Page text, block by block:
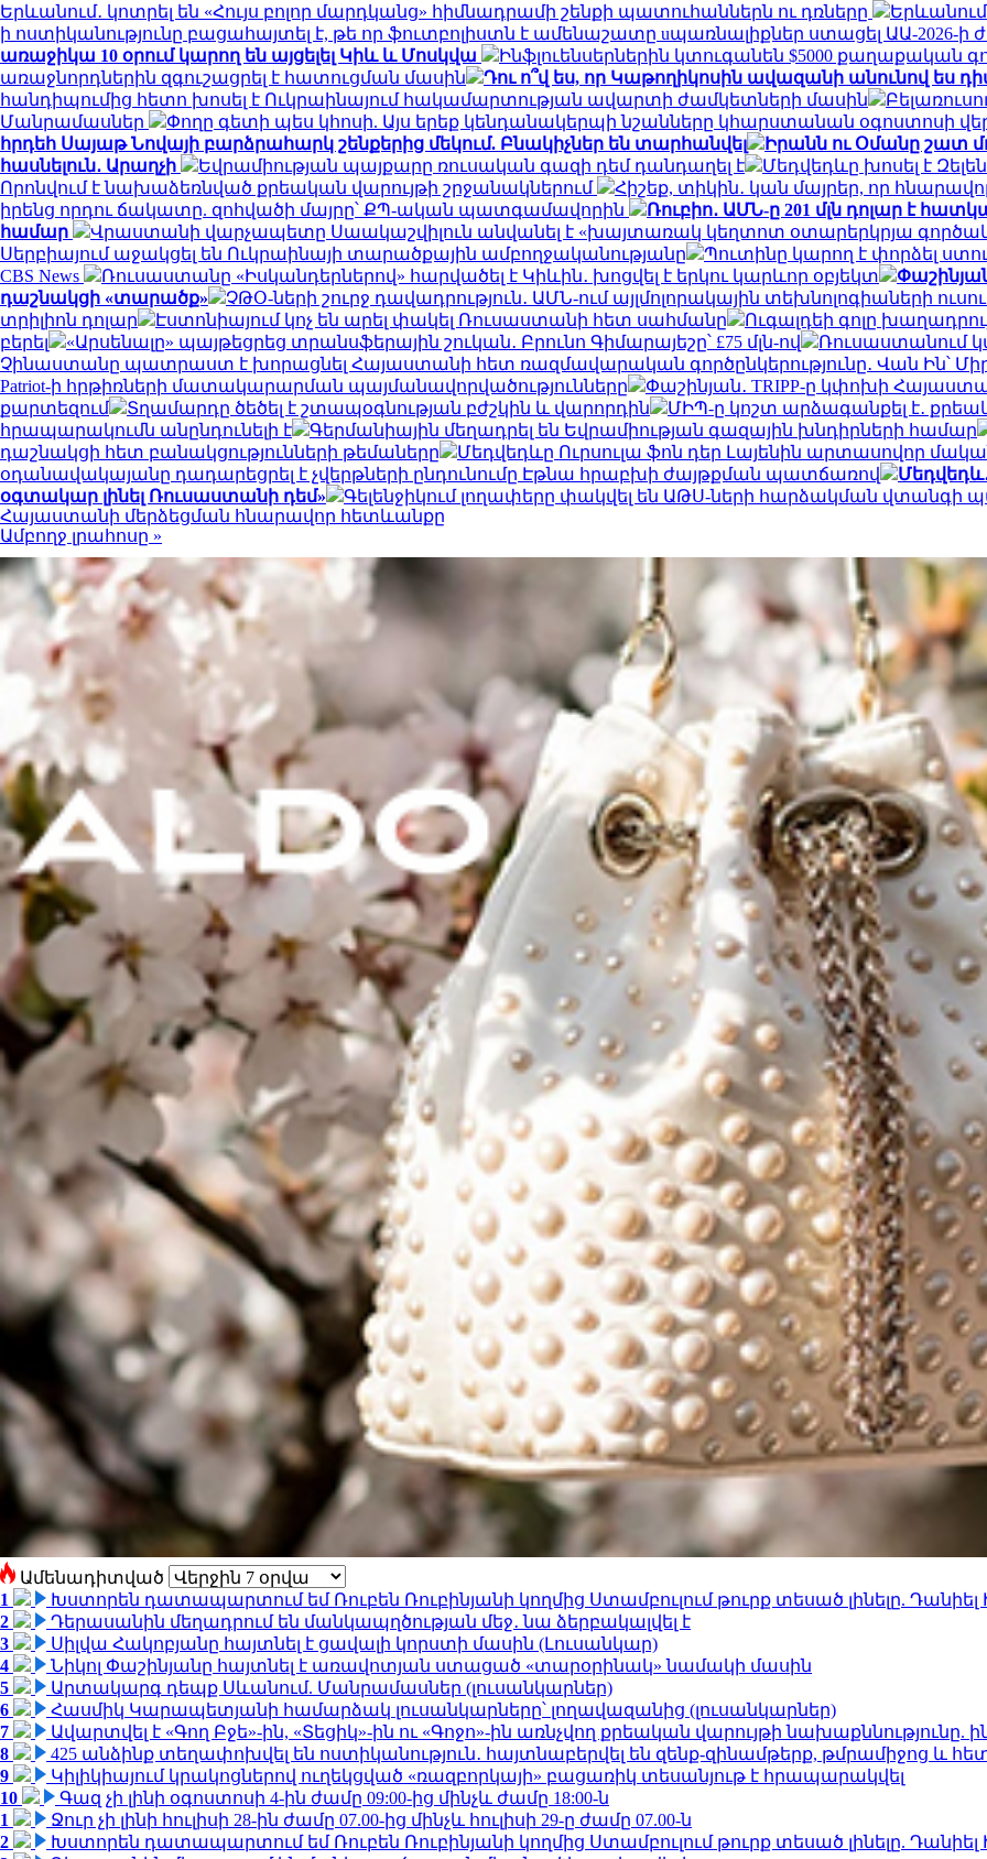
Երևանում․ կոտրել են «Հույս բոլոր մարդկանց» հիմնադրամի շենքի պատուհաններն ու դռները
Երևանում
ի ոստիկանությունը բացահայտել է, թե որ ֆուտբոլիստն է ամենաշատը uպառնալիքներ ստացել ԱԱ-2026-
առաջիկա 10 օրում կարող են այցելել Կիև և Մոսկվա
Ինֆլուենսերներին կտուգանեն $5000 քաղաքական
առաջնորդներին զգուշացրել է հատուցման մասին
Դու ո՞վ ես, որ Կաթողիկոսին ավազանի անունով ես
հանդիպումից հետո խոսել է Ուկրաինայում հակամարտության ավարտի ժամկետների մասին
Մանրամասներ
Փողը գետի պես կհոսի. Այս երեք կենդանակերպի նշանները կհարստանան օգոստոսի
հրդեհ Սայաթ Նովայի բարձրահարկ շենքերից մեկում. Բնակիչներ են տարհանվել
Իրանն ու Օմանը շատ
հասնելուն․ Արաղչի
Եվրամիության պայքարը ռուսական գազի դեմ դանդաղել է
Մեդվեդևը խոսել է
Որոնվում է նախաձեռնված քրեական վարույթի շրջանակներում
Հիշեք, տիկին․ կան մայրեր, որ
իրենց որդու ճակատը. զոհվածի մայրը՝ ՔՊ-ական պատգամավորին
Ռուբիո․ ԱՄՆ-ը 201 մլն դոլար է
համար
Վրաստանի վարչապետը Սաակաշվիլուն անվանել է «խայտառակ կեղտոտ օտարերկրյա
Սերբիայում աջակցել են Ուկրաինայի տարածքային ամբողջականությանը
Պուտինը կարող է փորձել
CBS News
Ռուսաստանը «Իսկանդերներով» հարվածել է Կիևին․ խոցվել է երկու կարևոր օբյեկտ
դաշնակցի «տարածք»
ՉԹՕ-ների շուրջ դավադրություն․ ԱՄՆ-ում այլմոլորակային տեխնոլոգիաների
տրիլիոն դոլար
Էստոնիայում կոչ են արել փակել Ռուսաստանի հետ սահմանը
Ուգալդեի գոլը
բերել
«Արսենալը» պայթեցրեց տրանսֆերային շուկան․ Բրունո Գիմարայեշը՝ £75 մլն-ով
Ռուսաստանում
Չինաստանը պատրաստ է խորացնել Հայաստանի հետ ռազմավարական գործընկերությունը․ Վան Ին՝
Patriot-ի հրթիռների մատակարարման պայմանավորվածությունները
Փաշինյան․ TRIPP-ը կփոխի
քարտեզում
Տղամարդը ծեծել է շտապօգնության բժշկին և վարորդին
ՄԻՊ-ը կոշտ արձագանքել է․
հրապարակումն անընդունելի է
Գերմանիային մեղադրել են Եվրամիության գազային խնդիրների համար
դաշնակցի հետ բանակցությունների թեմաները
Մեդվեդևը Ուրսուլա ֆոն դեր Լայենին արտասովոր
օդանավակայանը դադարեցրել է չվերթների ընդունումը Էթնա հրաբխի ժայթքման պատճառով
օգտակար լինել Ռուսաստանի դեմ»
Գելենջիկում լողափերը փակվել են ԱԹՍ-ների հարձակման վտանգի
Հայաստանի մերձեցման հնարավոր հետևանքը
Ամբողջ լրահոսը »
Ամենադիտված
1
Խստորեն դատապարտում եմ Ռուբեն Ռուբինյանի կողմից Ստամբուլում թուրք տեսած լինելը. Դանիել
2
Դերասանին մեղադրում են մանկապղծության մեջ․ նա ձերբակալվել է
3
Սիլվա Հակոբյանը հայտնել է ցավալի կորստի մասին (Լուսանկար)
4
Նիկոլ Փաշինյանը հայտնել է առավոտյան ստացած «տարօրինակ» նամակի մասին
5
Արտակարգ դեպք Սևանում. Մանրամասներ (լուսանկարներ)
6
Հասմիկ Կարապետյանի համարձակ լուսանկարները՝ լողավազանից (լուսանկարներ)
7
Ավարտվել է «Գող Բջե»-ին, «Տեցիկ»-ին ու «Գոջո»-ին առնչվող քրեական վարույթի նախաքննությունը.
8
425 անձինք տեղափոխվել են ոստիկանություն․ հայտնաբերվել են զենք-զինամթերք, թմրամիջոց և
9
Կիլիկիայում կրակոցներով ուղեկցված «ռազբորկայի» բացառիկ տեսանյութ է հրապարակվել
10
Գազ չի լինի օգոստոսի 4-ին ժամը 09:00-ից մինչև ժամը 18:00-ն
1
Ջուր չի լինի հուլիսի 28-ին ժամը 07.00-ից մինչև հուլիսի 29-ը ժամը 07.00-ն
2
Խստորեն դատապարտում եմ Ռուբեն Ռուբինյանի կողմից Ստամբուլում թուրք տեսած լինելը. Դանիել